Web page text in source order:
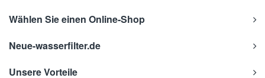
Wählen Sie einen Online-Shop
Neue-wasserfilter.de
Unsere Vorteile